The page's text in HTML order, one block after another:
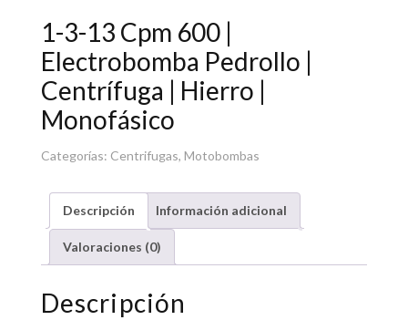
1-3-13 Cpm 600 |
Electrobomba Pedrollo |
Centrífuga | Hierro |
Monofásico
Categorías: Centrifugas, Motobombas
Descripción Información adicional
Valoraciones (0)
Descripción